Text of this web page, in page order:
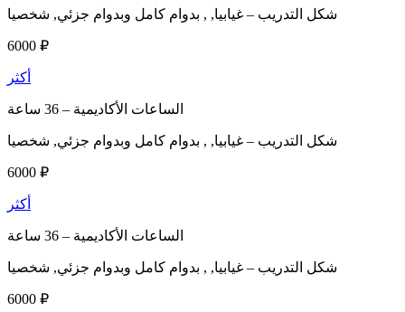
شكل التدريب – غيابيا, , بدوام كامل وبدوام جزئي, شخصيا
6000 ₽
أكثر
الساعات الأكاديمية –
شكل التدريب – غيابيا, , بدوام كامل وبدوام جزئي, شخصيا
6000 ₽
أكثر
الساعات الأكاديمية –
شكل التدريب – غيابيا, , بدوام كامل وبدوام جزئي, شخصيا
6000 ₽